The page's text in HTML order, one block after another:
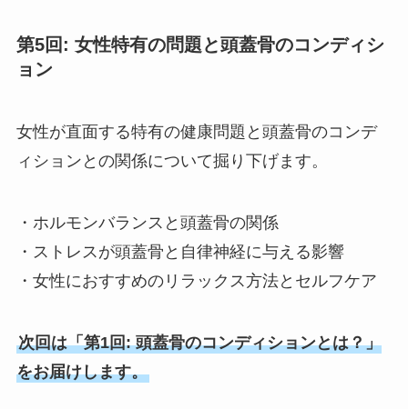
第5回: 女性特有の問題と頭蓋骨のコンディシ
ョン
女性が直面する特有の健康問題と頭蓋骨のコンデ
ィションとの関係について掘り下げます。
・ホルモンバランスと頭蓋骨の関係
・ストレスが頭蓋骨と自律神経に与える影響
・女性におすすめのリラックス方法とセルフケア
次回は「第1回: 頭蓋骨のコンディションとは？」
をお届けします。